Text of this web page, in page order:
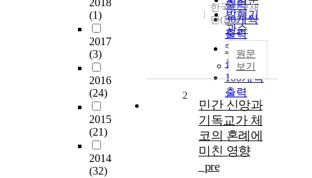
2018
(1)
2017
(3)
2016
(24)
2015
(21)
2014
(32)
발행기
관순
출력
30개씩
출력
50개씩
출력
100개씩
출력
한국연구재
단(NRF)
원문
보기
2
민간 신앙과
기독교가 체
코의 혼례에
미친 영향
_pre